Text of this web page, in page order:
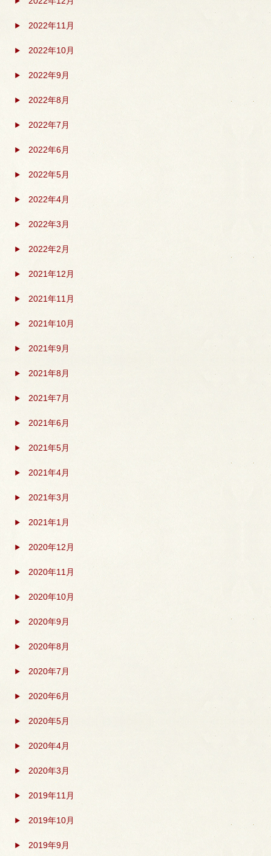
2022年11月
2022年10月
2022年9月
2022年8月
2022年7月
2022年6月
2022年5月
2022年4月
2022年3月
2022年2月
2021年12月
2021年11月
2021年10月
2021年9月
2021年8月
2021年7月
2021年6月
2021年5月
2021年4月
2021年3月
2021年1月
2020年12月
2020年11月
2020年10月
2020年9月
2020年8月
2020年7月
2020年6月
2020年5月
2020年4月
2020年3月
2019年11月
2019年10月
2019年9月